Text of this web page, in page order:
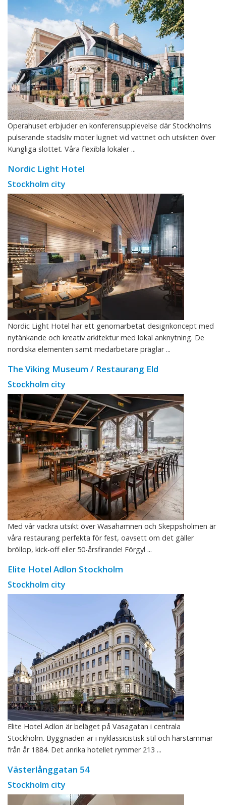
Operahuset erbjuder en konferensupplevelse där Stockholms
pulserande stadsliv möter lugnet vid vattnet och utsikten över
Kungliga slottet. Våra flexibla lokaler ...
Nordic Light Hotel
Stockholm city
Nordic Light Hotel har ett genomarbetat designkoncept med
nytänkande och kreativ arkitektur med lokal anknytning. De
nordiska elementen samt medarbetare präglar ...
The Viking Museum / Restaurang Eld
Stockholm city
Med vår vackra utsikt över Wasahamnen och Skeppsholmen är
våra restaurang perfekta för fest, oavsett om det gäller
bröllop, kick-off eller 50-årsfirande! Förgyl ...
Elite Hotel Adlon Stockholm
Stockholm city
Elite Hotel Adlon är beläget på Vasagatan i centrala
Stockholm. Byggnaden är i nyklassicistisk stil och härstammar
från år 1884. Det anrika hotellet rymmer 213 ...
Västerlånggatan 54
Stockholm city